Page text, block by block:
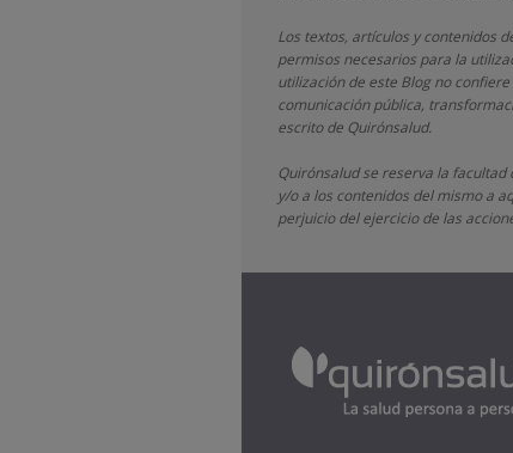
Los textos, artículos y contenidos
permisos necesarios para la
utilización de este Blog no
comunicación pública,
escrito de Quirónsalud.
Quirónsaludse reserva la facultad
y/o a los contenidos del mismo a
perjuicio del ejercicio de las